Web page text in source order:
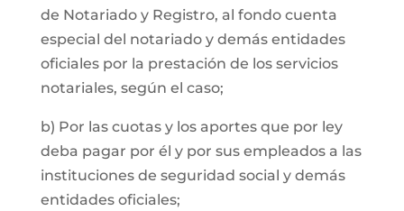
de Notariado y Registro, al fondo cuenta
especial del notariado y demás entidades
oficiales por la prestación de los servicios
notariales, según el caso;
b) Por las cuotas y los aportes que por ley
deba pagar por él y por sus empleados a las
instituciones de seguridad social y demás
entidades oficiales;